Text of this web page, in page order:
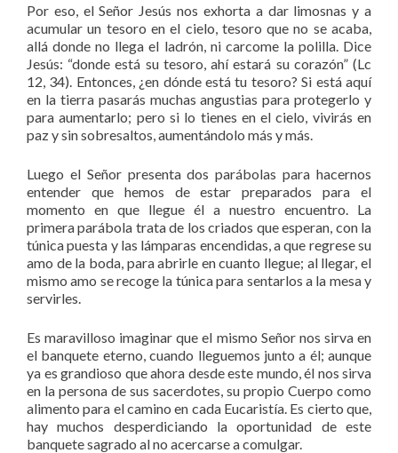
Por eso, el Señor Jesús nos exhorta a dar limosnas y a
acumular un tesoro en el cielo, tesoro que no se acaba,
allá donde no llega el ladrón, ni carcome la polilla. Dice
Jesús: “donde está su tesoro, ahí estará su corazón” (Lc
12, 34). Entonces, ¿en dónde está tu tesoro? Si está aquí
en la tierra pasarás muchas angustias para protegerlo y
para aumentarlo; pero si lo tienes en el cielo, vivirás en
paz y sin sobresaltos, aumentándolo más y más.
Luego el Señor presenta dos parábolas para hacernos
entender que hemos de estar preparados para el
momento en que llegue él a nuestro encuentro. La
primera parábola trata de los criados que esperan, con la
túnica puesta y las lámparas encendidas, a que regrese su
amo de la boda, para abrirle en cuanto llegue; al llegar, el
mismo amo se recoge la túnica para sentarlos a la mesa y
servirles.
Es maravilloso imaginar que el mismo Señor nos sirva en
el banquete eterno, cuando lleguemos junto a él; aunque
ya es grandioso que ahora desde este mundo, él nos sirva
en la persona de sus sacerdotes, su propio Cuerpo como
alimento para el camino en cada Eucaristía. Es cierto que,
hay muchos desperdiciando la oportunidad de este
banquete sagrado al no acercarse a comulgar.